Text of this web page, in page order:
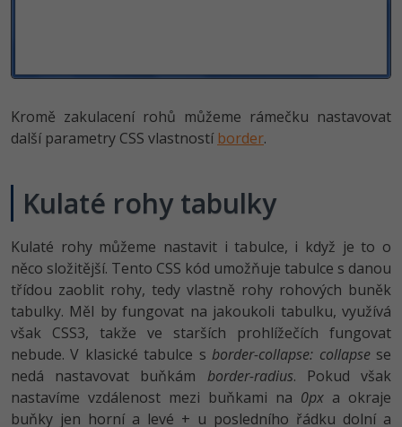
Kromě zakulacení rohů můžeme rámečku nastavovat
další parametry CSS vlastností border.
Kulaté rohy tabulky
Kulaté rohy můžeme nastavit i tabulce, i když je to o
něco složitější. Tento CSS kód umožňuje tabulce s danou
třídou zaoblit rohy, tedy vlastně rohy rohových buněk
tabulky. Měl by fungovat na jakoukoli tabulku, využívá
však CSS3, takže ve starších prohlížečích fungovat
nebude. V klasické tabulce sborder-collapse: collapsese
nedá nastavovat buňkám border-radius. Pokud však
nastavíme vzdálenost mezi buňkami na 0px a okraje
buňky jen horní a levé + u posledního řádku dolní a